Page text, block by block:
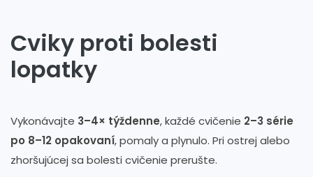
Cviky proti bolesti
lopatky
Vykonávajte 3–4× týždenne, každé cvičenie 2–3 série
po 8–12 opakovaní, pomaly a plynulo. Pri ostrej alebo
zhoršujúcej sa bolesti cvičenie prerušte.